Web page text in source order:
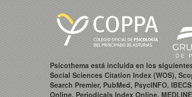
Psicothema está incluida en los
Social Sciences Citation Index (WOS),
Search Premier, PubMed, PsycINFO,
Online, Periodicals Index Online,